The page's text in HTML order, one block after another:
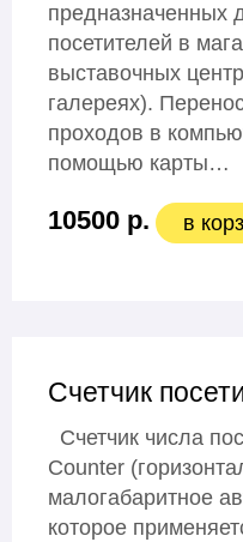
предназначенных
посетителей в
выставочных
галереях).
проходов в
помощью карты…
10500 р. в
Счетчик
Счетчик числа
Counter
малогабаритное
которое